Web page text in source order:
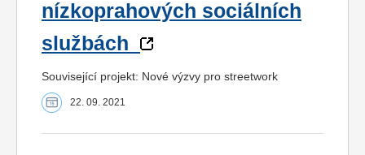
nízkoprahových sociálních
službách
Související projekt: Nové výzvy pro streetwork
22. 09. 2021